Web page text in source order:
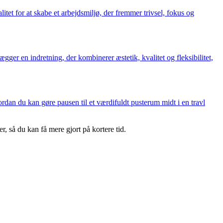
for at skabe et arbejdsmiljø, der fremmer trivsel, fokus og
en indretning, der kombinerer æstetik, kvalitet og fleksibilitet,
du kan gøre pausen til et værdifuldt pusterum midt i en travl
så du kan få mere gjort på kortere tid.